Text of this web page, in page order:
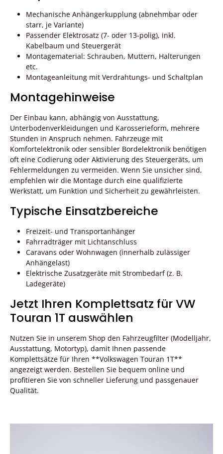
Mechanische Anhängerkupplung (abnehmbar oder
starr, je Variante)
Passender Elektrosatz (7- oder 13-polig), inkl.
Kabelbaum und Steuergerät
Montagematerial: Schrauben, Muttern, Halterungen
etc.
Montageanleitung mit Verdrahtungs- und Schaltplan
Montagehinweise
Der Einbau kann, abhängig von Ausstattung,
Unterbodenverkleidungen und Karosserieform, mehrere
Stunden in Anspruch nehmen. Fahrzeuge mit
Komfortelektronik oder sensibler Bordelektronik benötigen
oft eine Codierung oder Aktivierung des Steuergeräts, um
Fehlermeldungen zu vermeiden. Wenn Sie unsicher sind,
empfehlen wir die Montage durch eine qualifizierte
Werkstatt, um Funktion und Sicherheit zu gewährleisten.
Typische Einsatzbereiche
Freizeit- und Transportanhänger
Fahrradträger mit Lichtanschluss
Caravans oder Wohnwagen (innerhalb zulässiger
Anhängelast)
Elektrische Zusatzgeräte mit Strombedarf (z. B.
Ladegeräte)
Jetzt Ihren Komplettsatz für VW
Touran 1T auswählen
Nutzen Sie in unserem Shop den Fahrzeugfilter (Modelljahr,
Ausstattung, Motortyp), damit Ihnen passende
Komplettsätze für Ihren **Volkswagen Touran 1T**
angezeigt werden. Bestellen Sie bequem online und
profitieren Sie von schneller Lieferung und passgenauer
Qualität.